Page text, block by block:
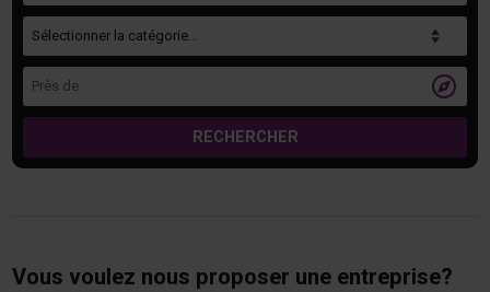

RECHERCHER
Vous voulez nous proposer une entreprise?